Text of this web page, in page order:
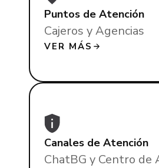
Puntos de Atención
Cajeros y Agencias
VER MÁS
Canales de Atención
ChatBG y Centro de